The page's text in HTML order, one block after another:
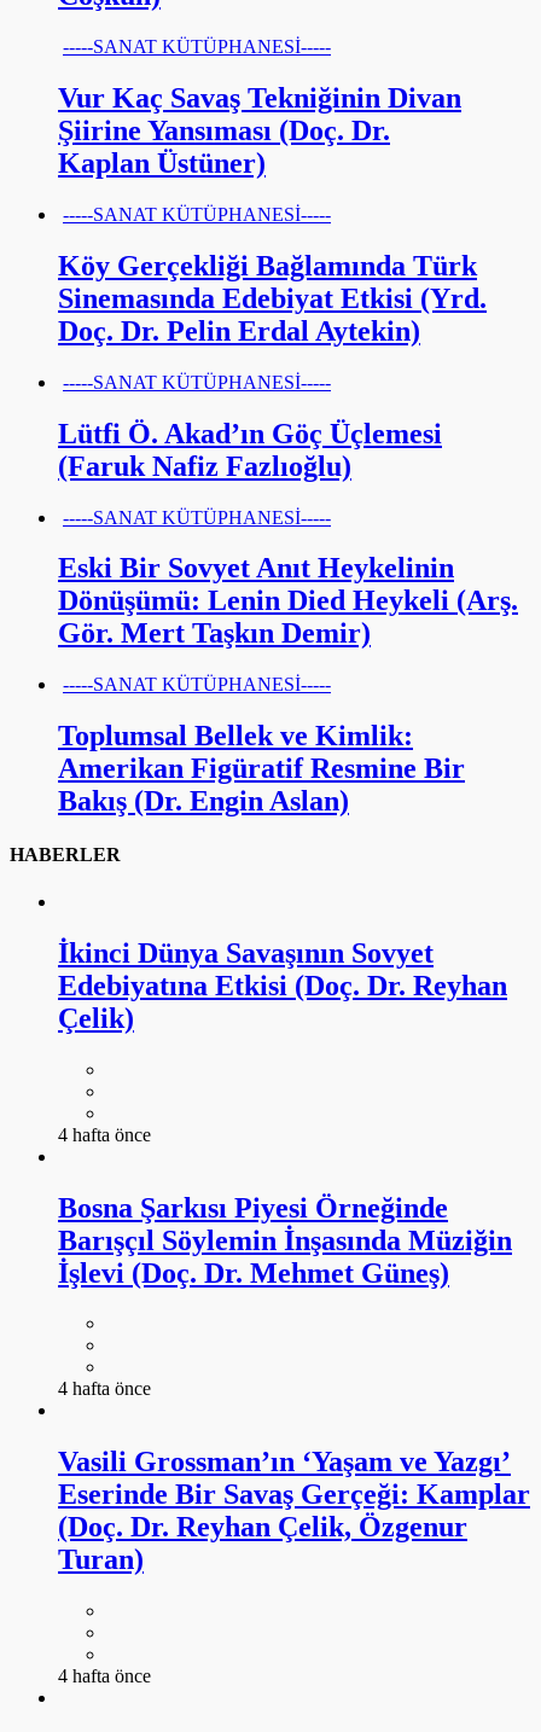
-----SANAT KÜTÜPHANESİ-----
Vur Kaç Savaş Tekniğinin Divan
Şiirine Yansıması (Doç. Dr.
Kaplan Üstüner)
-----SANAT KÜTÜPHANESİ-----
Köy Gerçekliği Bağlamında Türk
Sinemasında Edebiyat Etkisi (Yrd.
Doç. Dr. Pelin Erdal Aytekin)
-----SANAT KÜTÜPHANESİ-----
Lütfi Ö. Akad’ın Göç Üçlemesi
(Faruk Nafiz Fazlıoğlu)
-----SANAT KÜTÜPHANESİ-----
Eski Bir Sovyet Anıt Heykelinin
Dönüşümü: Lenin Died Heykeli (Arş.
Gör. Mert Taşkın Demir)
-----SANAT KÜTÜPHANESİ-----
Toplumsal Bellek ve Kimlik:
Amerikan Figüratif Resmine Bir
Bakış (Dr. Engin Aslan)
HABERLER
İkinci Dünya Savaşının Sovyet
Edebiyatına Etkisi (Doç. Dr. Reyhan
Çelik)
4 hafta önce
Bosna Şarkısı Piyesi Örneğinde
Barışçıl Söylemin İnşasında Müziğin
İşlevi (Doç. Dr. Mehmet Güneş)
4 hafta önce
Vasili Grossman’ın ‘Yaşam ve Yazgı’
Eserinde Bir Savaş Gerçeği: Kamplar
(Doç. Dr. Reyhan Çelik, Özgenur
Turan)
4 hafta önce